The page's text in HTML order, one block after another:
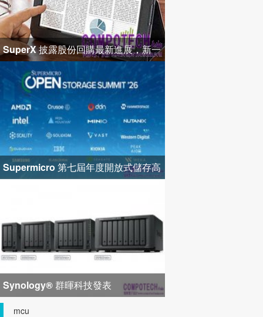
SuperX 披露股份回購最新進展，新一
輪迴購落地堅定長期價值成長
Supermicro 第七屆年度開放式儲存高
Synology® 群暉科技發表
DiskStation neo+ 系列，以低入手門
mcu